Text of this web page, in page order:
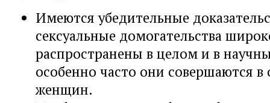
Имеются убедительные
сексуальные домогательства
распространены в целом и в
особенно часто они совершаются
женщин.